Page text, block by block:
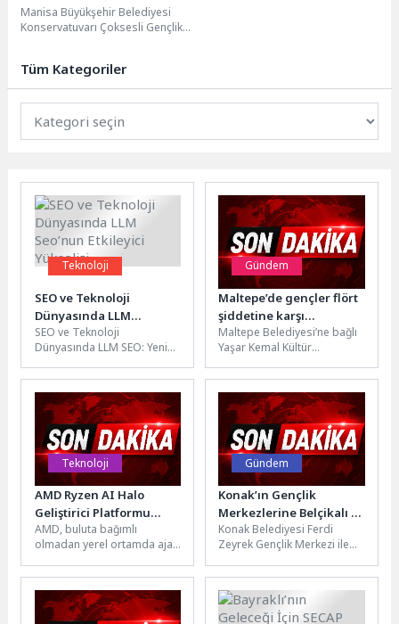
Festivallerden Ödüllerle
Döndü
Manisa Büyükşehir Belediyesi
Konservatuvarı Çoksesli Gençlik
festivallerde...
Tüm Kategoriler
Teknoloji
SEO ve Teknoloji
Dünyasında LLM
Seo’nun Etkileyici
Yükselişi
SEO ve Teknoloji
Dünyasında LLM SEO: Yeni
yıllarda SEO ve...
Gündem
Maltepe’de gençler flört
şiddetine karşı
bilinçlendirildi
Maltepe Belediyesi’ne bağlı
Yaşar Kemal Kültür
öğrencilerine yönelik “Flört
Şiddeti” paneli gerçekleşti.
Panelde,...
Teknoloji
AMD Ryzen AI Halo
Geliştirici Platformu
ABD’de Satışa Sunuldu
AMD, buluta bağımlı
olmadan yerel ortamda ajan
iş akışları geliştirmek, test...
Gündem
Konak’ın Gençlik
Merkezlerine Belçikalı ve
Kıbrıslı gençlerden tam
not
Konak Belediyesi Ferdi
Zeyrek Gençlik Merkezi ile
Kültür Merkezi içerisinde
bulunan Gençlik...